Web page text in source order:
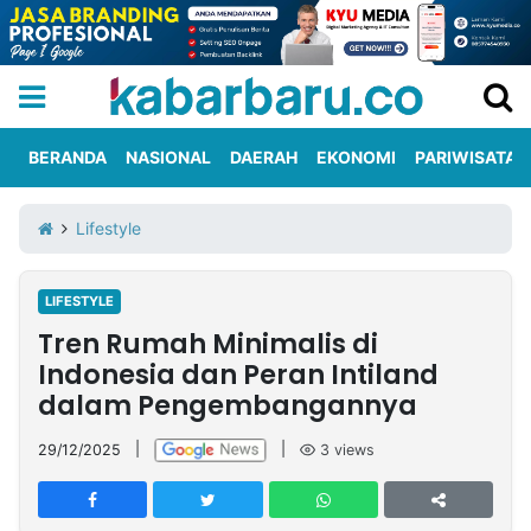
Iklan
Berita
Kami
Nasional
International
Olahraga
Entertainment
Daerah
Pariwisata
Kuliner
Kolom
Network
PT
TREETAN
BERANDA NASIONAL DAERAH EKONOMI PARIWISATA
Lifestyle
LIFESTYLE
Tren Rumah Minimalis di
Indonesia dan Peran Intiland
dalam Pengembangannya
29/12/2025 3 views